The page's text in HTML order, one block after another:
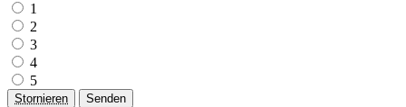
1
2
3
4
5
Stornieren Senden